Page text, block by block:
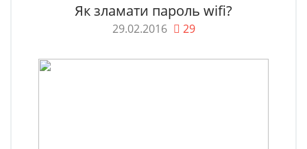
Як зламати пароль wifi?
29.02.2016 29